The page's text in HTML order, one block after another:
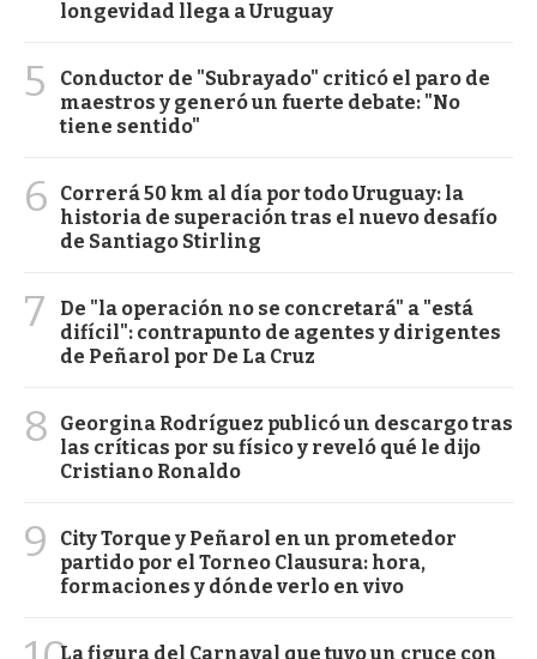
longevidad llega a Uruguay
5
Conductor de "Subrayado" criticó el paro de
maestros y generó un fuerte debate: "No
tiene sentido"
6
Correrá 50 km al día por todo Uruguay: la
historia de superación tras el nuevo desafío
de Santiago Stirling
7
De "la operación no se concretará" a "está
difícil": contrapunto de agentes y dirigentes
de Peñarol por De La Cruz
8
Georgina Rodríguez publicó un descargo tras
las críticas por su físico y reveló qué le dijo
Cristiano Ronaldo
9
City Torque y Peñarol en un prometedor
partido por el Torneo Clausura: hora,
formaciones y dónde verlo en vivo
La figura del Carnaval que tuvo un cruce con